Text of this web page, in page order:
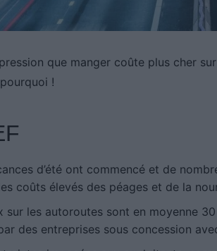
que manger coûte plus cher
!
d’été ont commencé et de
coûts élevés des péages et de la
sur les autoroutes sont en moyenne
des entreprises sous concession